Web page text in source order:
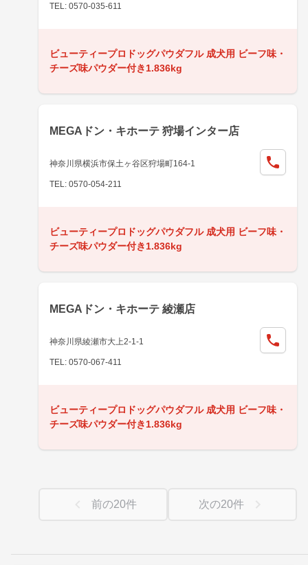
TEL: 0570-035-611
ビューティープロドッグパウダフル 成犬用 ビーフ味・
チーズ味パウダー付き1.836kg
MEGAドン・キホーテ 狩場インター店
神奈川県横浜市保土ヶ谷区狩場町164-1
TEL: 0570-054-211
ビューティープロドッグパウダフル 成犬用 ビーフ味・
チーズ味パウダー付き1.836kg
MEGAドン・キホーテ 綾瀬店
神奈川県綾瀬市大上2-1-1
TEL: 0570-067-411
ビューティープロドッグパウダフル 成犬用 ビーフ味・
チーズ味パウダー付き1.836kg
前の20件 次の20件